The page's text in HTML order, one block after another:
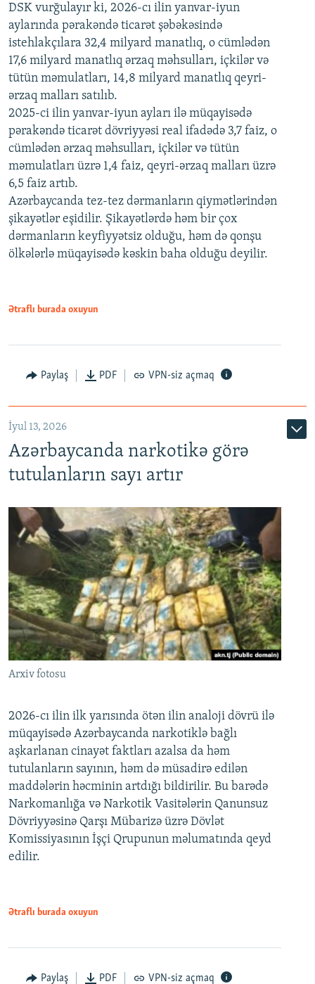
DSK vurğulayır ki, 2026-cı ilin yanvar-iyun
aylarında pərakəndə ticarət şəbəkəsində
istehlakçılara 32,4 milyard manatlıq, o cümlədən
17,6 milyard manatlıq ərzaq məhsulları, içkilər və
tütün məmulatları, 14,8 milyard manatlıq qeyri-
ərzaq malları satılıb.
2025-ci ilin yanvar-iyun ayları ilə müqayisədə
pərakəndə ticarət dövriyyəsi real ifadədə 3,7 faiz, o
cümlədən ərzaq məhsulları, içkilər və tütün
məmulatları üzrə 1,4 faiz, qeyri-ərzaq malları üzrə
6,5 faiz artıb.
Azərbaycanda tez-tez dərmanların qiymətlərindən
şikayətlər eşidilir. Şikayətlərdə həm bir çox
dərmanların keyfiyyətsiz olduğu, həm də qonşu
ölkələrlə müqayisədə kəskin baha olduğu deyilir.
Ətraflı burada oxuyun
Paylaş PDF VPN-siz açmaq
İyul 13, 2026
Azərbaycanda narkotikə görə
tutulanların sayı artır
Arxiv fotosu
2026-cı ilin ilk yarısında ötən ilin analoji dövrü ilə
müqayisədə Azərbaycanda narkotiklə bağlı
aşkarlanan cinayət faktları azalsa da həm
tutulanların sayının, həm də müsadirə edilən
maddələrin həcminin artdığı bildirilir. Bu barədə
Narkomanlığa və Narkotik Vasitələrin Qanunsuz
Dövriyyəsinə Qarşı Mübarizə üzrə Dövlət
Komissiyasının İşçi Qrupunun məlumatında qeyd
edilir.
Ətraflı burada oxuyun
Paylaş PDF VPN-siz açmaq